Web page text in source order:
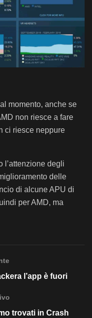
momento, anche se
non riesce a fare
ci riesce neppure
l’attenzione degli
delle
di alcune APU di
per AMD, ma
l’app è fuori
trovati in Crash